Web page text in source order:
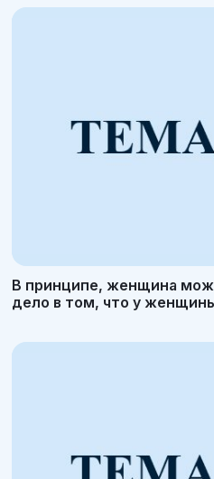
В принципе, женщина
дело в том, что у